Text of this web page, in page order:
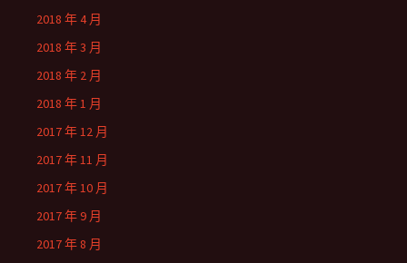
2018 年 4 月
2018 年 3 月
2018 年 2 月
2018 年 1 月
2017 年 12 月
2017 年 11 月
2017 年 10 月
2017 年 9 月
2017 年 8 月